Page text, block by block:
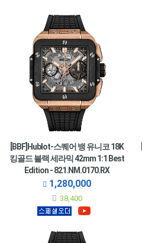
[BBF]Hublot-스퀘어 뱅 유니코 18K
킹골드 블랙 세라믹 42mm 1:1 Best
Edition - 821.NM.0170.RX
1,280,000
38,400